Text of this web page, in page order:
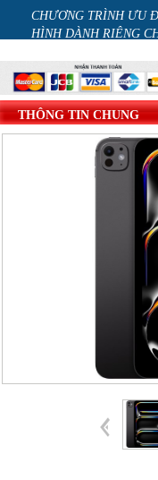
HÀNH MÀN
Z
iOS 26.2 hao
THÔNG TIN CHUNG